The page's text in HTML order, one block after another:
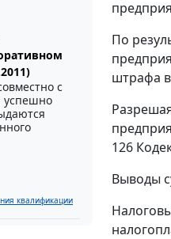
с
успешно
квалификации
По
штрафа
126
Выводы